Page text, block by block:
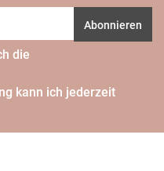
Abonnieren
die
kann ich jederzeit